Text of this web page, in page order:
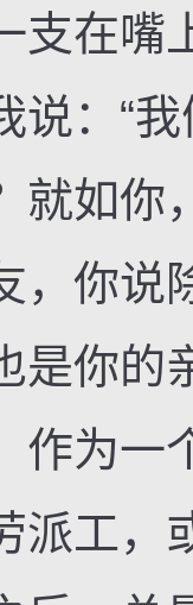
支在嘴
说：“
就如你
，你说
是你的
作为一
派工，